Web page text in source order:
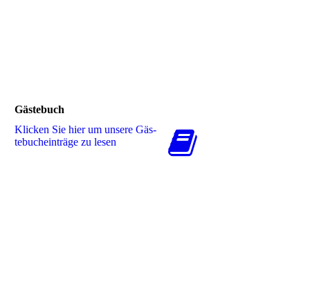
Gästebuch
Klicken Sie hier um unsere Gäs­
te­buch­ein­trä­ge zu lesen